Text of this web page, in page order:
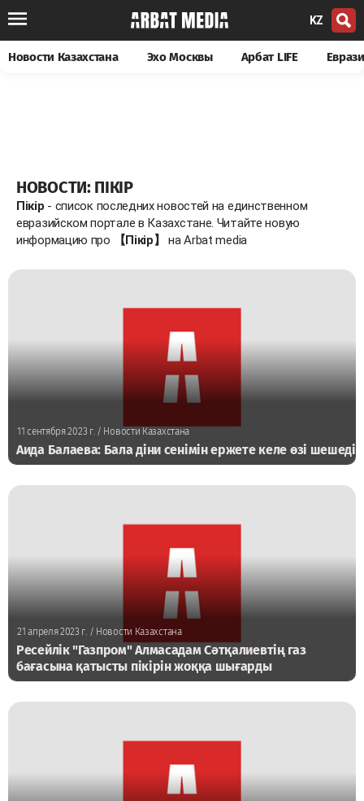
KZ
Новости Казахстана Эхо Москвы Арбат LIFE
НОВОСТИ: ПІКІР
Пікір - список последних новостей на единственном
евразийском портале в Казахстане. Читайте новую
информацию про
【Пікір】 на Arbat media
11 сентября 2023 г./ Новости Казахстана
Аида Балаева: Бала діни сенімін ержете келе өзі шешеді
21 апреля 2023 г./ Новости Казахстана
Ресейлік "Газпром" Алмасадам Сәтқалиевтің газ
бағасына қатысты пікірін жоққа шығарды